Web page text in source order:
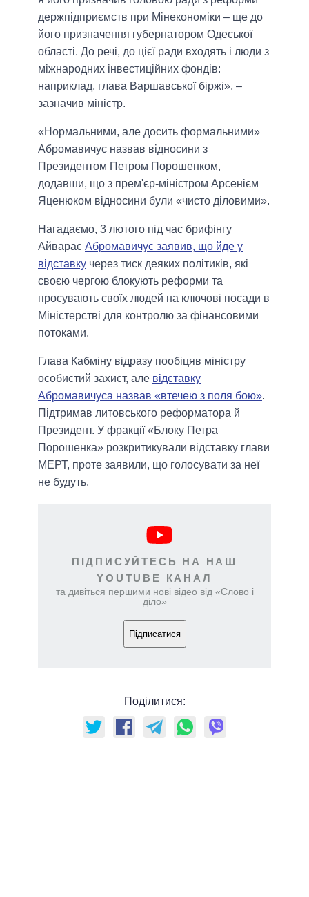
держпідприємств при Мінекономіки – ще до
його призначення губернатором Одеської
області. До речі, до цієї ради входять і люди з
міжнародних інвестиційних фондів:
наприклад, глава Варшавської біржі», –
зазначив міністр.
«Нормальними, але досить формальними»
Абромавичус назвав відносини з
Президентом Петром Порошенком,
додавши, що з прем'єр-міністром Арсенієм
Яценюком відносини були «чисто діловими».
Нагадаємо, 3 лютого під час брифінгу
Айварас Абромавичус заявив, що йде у
відставку через тиск деяких політиків, які
своєю чергою блокують реформи та
просувають своїх людей на ключові посади в
Міністерстві для контролю за фінансовими
потоками.
Глава Кабміну відразу пообіцяв міністру
особистий захист, але відставку
Абромавичуса назвав «втечею з поля бою».
Підтримав литовського реформатора й
Президент. У фракції «Блоку Петра
Порошенка» розкритикували відставку глави
МЕРТ, проте заявили, що голосувати за неї
не будуть.
ПІДПИСУЙТЕСЬ НА НАШ
YOUTUBE КАНАЛ
та дивіться першими нові відео від «Слово і
діло»
Підписатися
Поділитися: